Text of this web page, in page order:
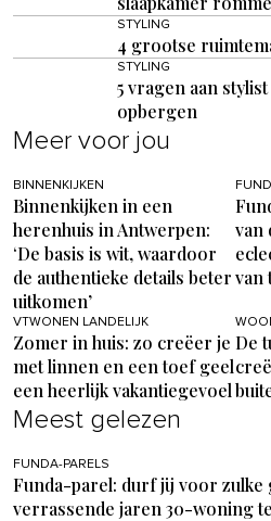
STYLING
4 grootse
STYLING
5 vragen aan
opbergen
Meer voor jou
BINNENKIJKEN
Binnenkijken in een
herenhuis in Antwerpen:
‘De basis is wit, waardoor
de authentieke details beter
uitkomen’
van
van
VTWONEN LANDELIJK
Zomer in huis: zo creëer je
met linnen en een toef geel
een heerlijk vakantiegevoel
De
Meest gelezen
FUNDA-PARELS
Funda-parel: durf jij voor zulke
verrassende jaren 30-woning